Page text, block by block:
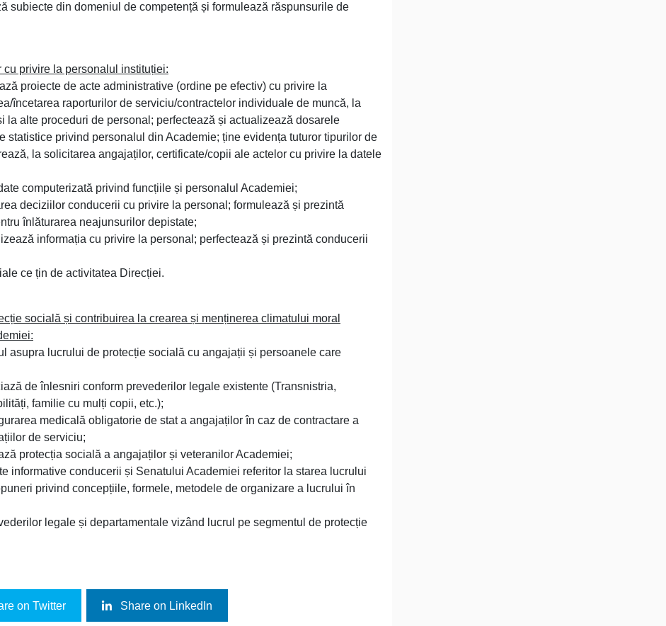
subiecte din domeniul de competență și formulează răspunsurile de
privire la personalul instituției:
proiecte de acte administrative (ordine pe efectiv) cu privire la
încetarea raporturilor de serviciu/contractelor individuale de muncă, la
la alte proceduri de personal; perfectează și actualizează dosarele
statistice privind personalul din Academie; ține evidența tuturor tipurilor de
la solicitarea angajaților, certificate/copii ale actelor cu privire la datele
computerizată privind funcțiile și personalul Academiei;
deciziilor conducerii cu privire la personal; formulează și prezintă
înlăturarea neajunsurilor depistate;
informația cu privire la personal; perfectează și prezintă conducerii
ce țin de activitatea Direcției.
socială și contribuirea la crearea și menținerea climatului moral
asupra lucrului de protecție socială cu angajații și persoanele care
de înlesniri conform prevederilor legale existente (Transnistria,
familie cu mulți copii, etc.);
medicală obligatorie de stat a angajaților în caz de contractare a
de serviciu;
protecția socială a angajaților și veteranilor Academiei;
informative conducerii și Senatului Academiei referitor la starea lucrului
privind concepțiile, formele, metodele de organizare a lucrului în
legale și departamentale vizând lucrul pe segmentul de protecție
on Twitter Share on LinkedIn